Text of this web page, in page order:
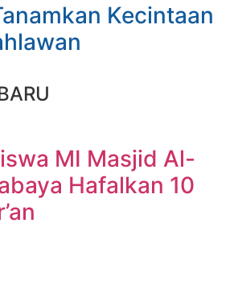
Kecintaan
MI Masjid Al-
Hafalkan 10